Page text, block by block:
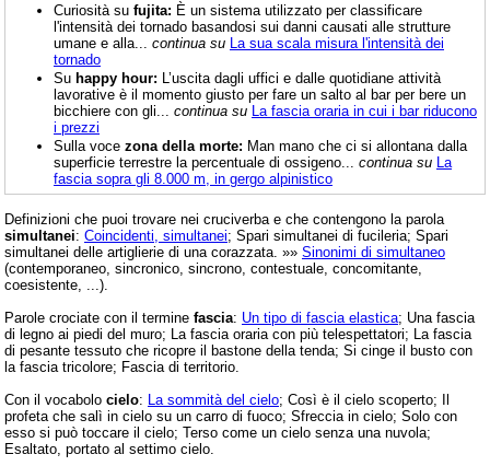
Curiosità su fujita: È un sistema utilizzato per classificare
l'intensità dei tornado basandosi sui danni causati alle strutture
umane e alla... continua su La sua scala misura l'intensità dei
tornado
Su happy hour: L’uscita dagli uffici e dalle quotidiane attività
lavorative è il momento giusto per fare un salto al bar per bere un
bicchiere con gli... continua su La fascia oraria in cui i bar riducono
i prezzi
Sulla voce zona della morte: Man mano che ci si allontana dalla
superficie terrestre la percentuale di ossigeno... continua su La
fascia sopra gli 8.000 m, in gergo alpinistico
Definizioni che puoi trovare nei cruciverba e che contengono la parola
simultanei: Coincidenti, simultanei; Spari simultanei di fucileria; Spari
simultanei delle artiglierie di una corazzata. »» Sinonimi di simultaneo
(contemporaneo, sincronico, sincrono, contestuale, concomitante,
coesistente, ...).
Parole crociate con il termine fascia: Un tipo di fascia elastica; Una fascia
di legno ai piedi del muro; La fascia oraria con più telespettatori; La fascia
di pesante tessuto che ricopre il bastone della tenda; Si cinge il busto con
la fascia tricolore; Fascia di territorio.
Con il vocabolo cielo: La sommità del cielo; Così è il cielo scoperto; Il
profeta che salì in cielo su un carro di fuoco; Sfreccia in cielo; Solo con
esso si può toccare il cielo; Terso come un cielo senza una nuvola;
Esaltato, portato al settimo cielo.